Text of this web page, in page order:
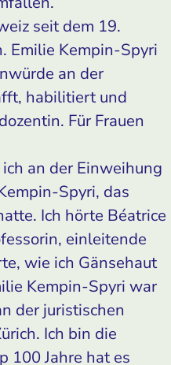
seit dem 19.
Emilie Kempin-Spyri
an der
habilitiert und
Für Frauen
an der Einweihung
Spyri, das
Ich hörte Béatrice
einleitende
wie ich Gänsehaut
Kempin-Spyri war
der juristischen
Ich bin die
100 Jahre hat es